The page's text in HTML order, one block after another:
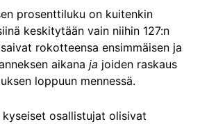
prosenttiluku on kuitenkin
keskitytään vain niihin 127:n
rokotteensa ensimmäisen ja
aikana ja joiden raskaus
loppuun mennessä.
osallistujat olisivat